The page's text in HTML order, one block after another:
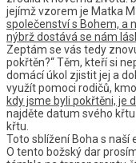
jejímž vzorem je Matka
společenství s Bohem, a
nýbrž dostává se nám
Zeptám se vás tedy
pokřtěn?“ Těm, kteří si
domácí úkol zjistit jej a
využít pomoci rodičů,
kdy jsme byli pokřtěni, je
najděte datum svého
křtu.
Toto sblížení Boha s naší
O tento božský dar